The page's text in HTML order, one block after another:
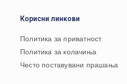
Корисни линкови
Политика за приватност
Политика за колачиња
Често поставувани прашања